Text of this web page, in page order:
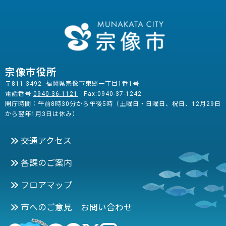
宗像市役所
〒811-3492 福岡県宗像市東郷一丁目1番1号
電話番号:0940-36-1121
Fax:0940-37-1242
開庁時間：午前8時30分から午後5時（土曜日・日曜日、祝日、12月29日
から翌年1月3日は休み）
交通アクセス
各課のご案内
フロアマップ
市へのご意見 お問い合わせ